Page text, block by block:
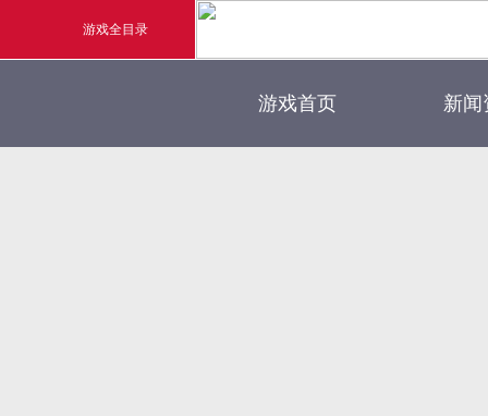
游戏全目录
玄幻游戏
玄天之剑
游戏首页 新闻
新闻